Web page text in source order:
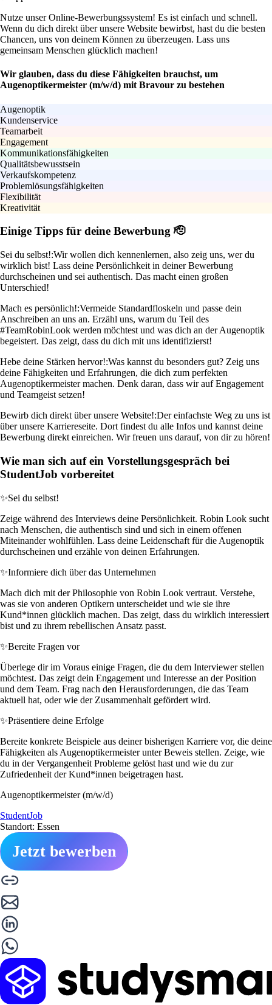
Nutze unser Online-Bewerbungssystem! Es ist einfach und schnell.
Wenn du dich direkt über unsere Website bewirbst, hast du die besten
Chancen, uns von deinem Können zu überzeugen. Lass uns
gemeinsam Menschen glücklich machen!
Wir glauben, dass du diese Fähigkeiten brauchst, um
Augenoptikermeister (m/w/d) mit Bravour zu bestehen
Augenoptik
Kundenservice
Teamarbeit
Engagement
Kommunikationsfähigkeiten
Qualitätsbewusstsein
Verkaufskompetenz
Problemlösungsfähigkeiten
Flexibilität
Kreativität
Einige Tipps für deine Bewerbung 🫡
Sei du selbst!:Wir wollen dich kennenlernen, also zeig uns, wer du
wirklich bist! Lass deine Persönlichkeit in deiner Bewerbung
durchscheinen und sei authentisch. Das macht einen großen
Unterschied!
Mach es persönlich!:Vermeide Standardfloskeln und passe dein
Anschreiben an uns an. Erzähl uns, warum du Teil des
#TeamRobinLook werden möchtest und was dich an der Augenoptik
begeistert. Das zeigt, dass du dich mit uns identifizierst!
Hebe deine Stärken hervor!:Was kannst du besonders gut? Zeig uns
deine Fähigkeiten und Erfahrungen, die dich zum perfekten
Augenoptikermeister machen. Denk daran, dass wir auf Engagement
und Teamgeist setzen!
Bewirb dich direkt über unsere Website!:Der einfachste Weg zu uns ist
über unsere Karriereseite. Dort findest du alle Infos und kannst deine
Bewerbung direkt einreichen. Wir freuen uns darauf, von dir zu hören!
Wie man sich auf ein Vorstellungsgespräch bei
StudentJob vorbereitet
✨Sei du selbst!
Zeige während des Interviews deine Persönlichkeit. Robin Look sucht
nach Menschen, die authentisch sind und sich in einem offenen
Miteinander wohlfühlen. Lass deine Leidenschaft für die Augenoptik
durchscheinen und erzähle von deinen Erfahrungen.
✨Informiere dich über das Unternehmen
Mach dich mit der Philosophie von Robin Look vertraut. Verstehe,
was sie von anderen Optikern unterscheidet und wie sie ihre
Kund*innen glücklich machen. Das zeigt, dass du wirklich interessiert
bist und zu ihrem rebellischen Ansatz passt.
✨Bereite Fragen vor
Überlege dir im Voraus einige Fragen, die du dem Interviewer stellen
möchtest. Das zeigt dein Engagement und Interesse an der Position
und dem Team. Frag nach den Herausforderungen, die das Team
aktuell hat, oder wie der Zusammenhalt gefördert wird.
✨Präsentiere deine Erfolge
Bereite konkrete Beispiele aus deiner bisherigen Karriere vor, die deine
Fähigkeiten als Augenoptikermeister unter Beweis stellen. Zeige, wie
du in der Vergangenheit Probleme gelöst hast und wie du zur
Zufriedenheit der Kund*innen beigetragen hast.
Augenoptikermeister (m/w/d)
StudentJob
Standort: Essen
Jetzt bewerben